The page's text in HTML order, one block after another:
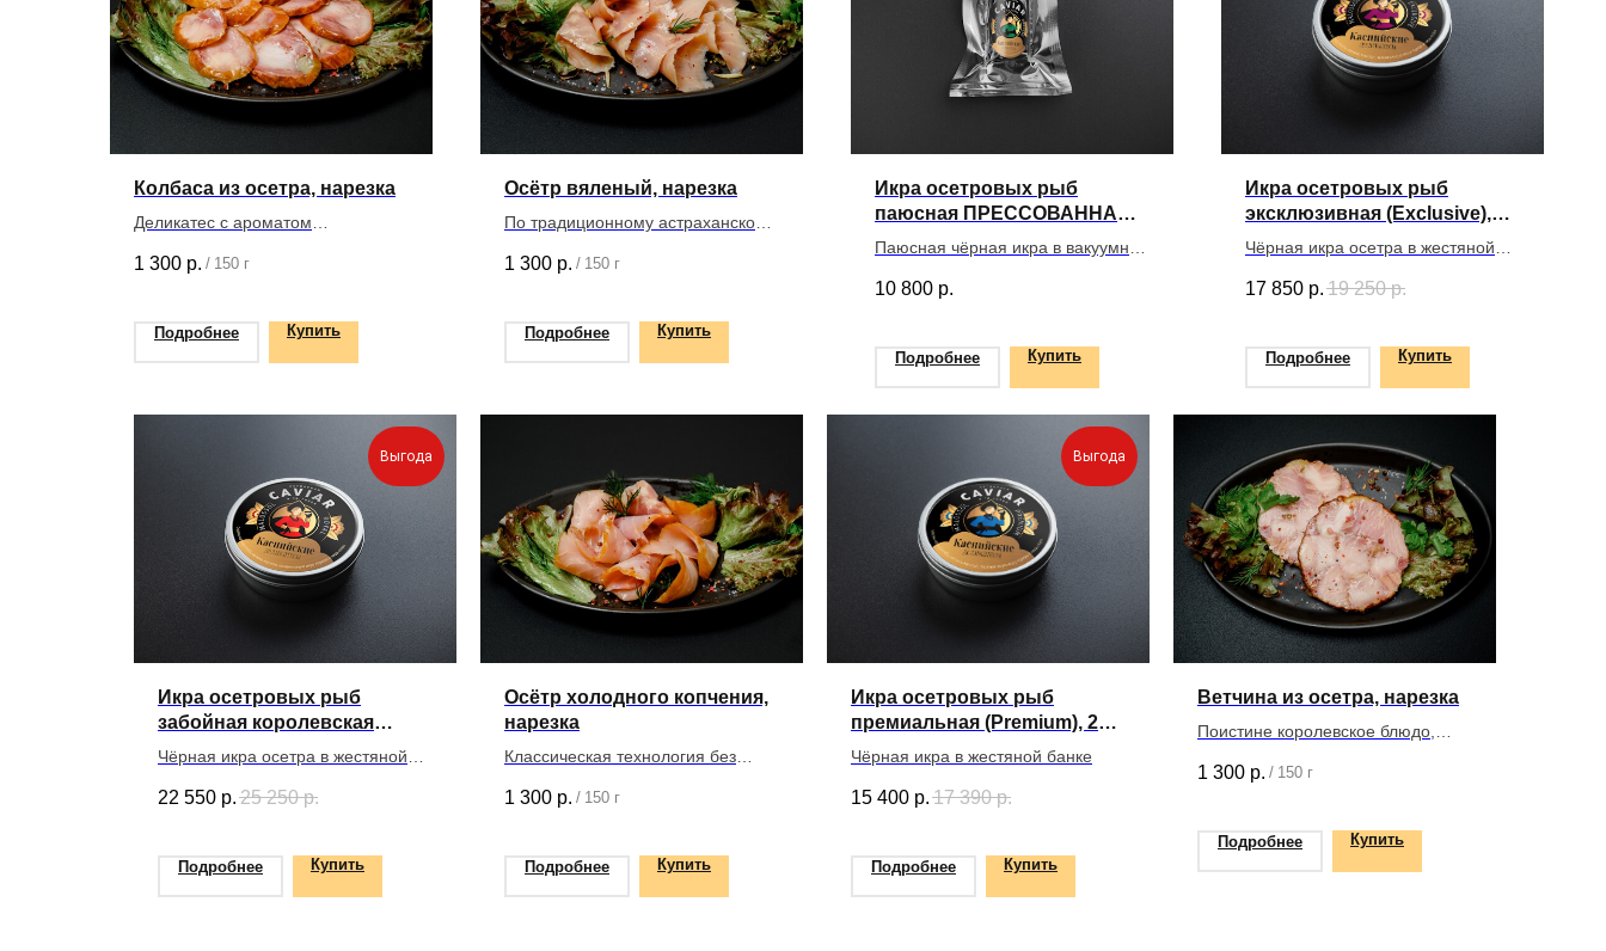
Колбаса из осетра, нарезка
Деликатес с ароматом
сладковатым, вкусом
1 300 р. / 150 г
Подробнее Купить
Осётр вяленый, нарезка
По традиционному астраханскому
1 300 р. / 150 г
Подробнее Купить
Икра осетровых рыб
паюсная ПРЕССОВАННАЯ,
100 г
Паюсная чёрная икра в вакуумной
10 800 р.
Подробнее Купить
Икра осетровых рыб
эксклюзивная (Exclusive),
250 г
Чёрная икра осетра в жестяной
17 850 р. 19 250 р.
Подробнее Купить
Выгода
Икра осетровых рыб
забойная королевская
(Royal), 250 г
Чёрная икра осетра в жестяной
лет
22 550 р. 25 250 р.
Подробнее Купить
Осётр холодного копчения,
нарезка
Классическая технология без
пищевых добавок
1 300 р. / 150 г
Подробнее Купить
Выгода
Икра осетровых рыб
премиальная (Premium), 250
гЧёрная икра в жестяной банке
15 400 р. 17 390 р.
Подробнее Купить
Ветчина из осетра, нарезка
Поистине королевское блюдо,
изумительный и неповторимый
1 300 р. / 150 г
Подробнее Купить